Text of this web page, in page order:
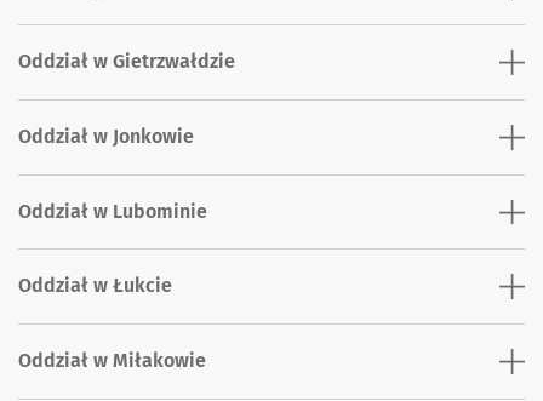
Oddział w Gietrzwałdzie
Oddział w Jonkowie
Oddział w Lubominie
Oddział w Łukcie
Oddział w Miłakowie